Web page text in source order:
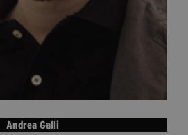
Andrea Galli